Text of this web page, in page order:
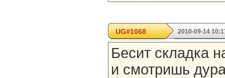
UG#1068 2010-09-14
Бесит складка
и смотришь